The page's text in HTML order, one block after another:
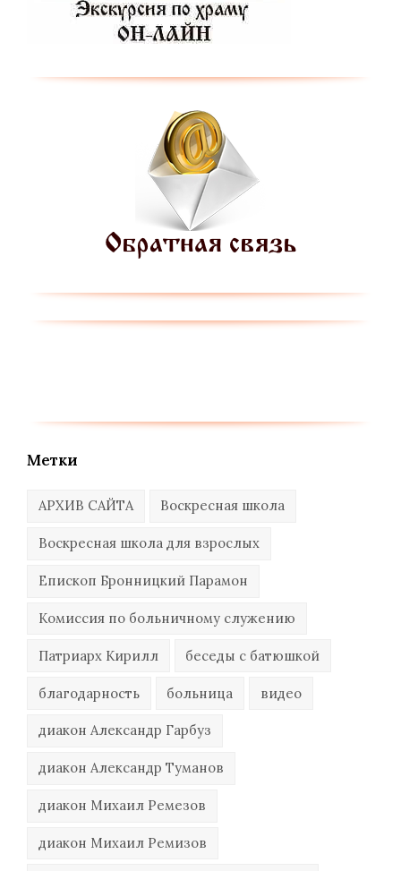
Метки
АРХИВ САЙТА Воскресная школа
Воскресная школа для взрослых
Епископ Бронницкий Парамон
Комиссия по больничному служению
Патриарх Кирилл беседы с батюшкой
благодарность больница видео
диакон Александр Гарбуз
диакон Александр Туманов
диакон Михаил Ремезов
диакон Михаил Ремизов